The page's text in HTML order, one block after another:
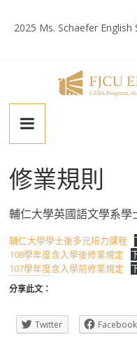
2025 Ms. Schaefer English
輔大百年校慶｜進修部英
為受災民眾祈禱，願平安恢
徵業務助理(需具備口譯能力
輔
仁
大
學
英
國
修業規則
輔仁大學英國語文學系
輔仁大學學士後多元培力課程
108學年度含入學後修業規定
107學年度含入學前修業規定
分享此文：
Twitter Facebook